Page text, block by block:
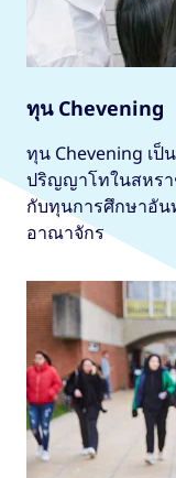
ทุน Chevening
ทุน Chevening เ
ปริญญาโทในสหรา
กับทุนการศึกษาอัน
อาณาจักร